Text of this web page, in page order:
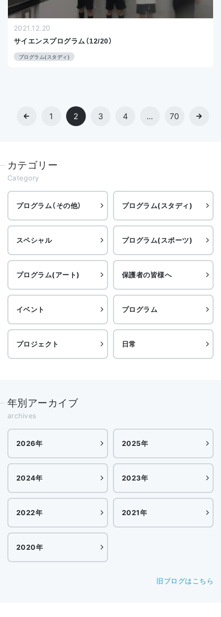
2021.12.20
サイエンスプログラム（12/20）
プログラム(スタディ)
1 2 3 4 … 70
カテゴリー
Category
プログラム（その他） プログラム(スタディ)
スペシャル プログラム(スポーツ)
プログラム(アート) 保護者の皆様へ
イベント プログラム
プロジェクト 日常
年別アーカイブ
archives
2026年 2025年
2024年 2023年
2022年 2021年
2020年
旧ブログはこちら